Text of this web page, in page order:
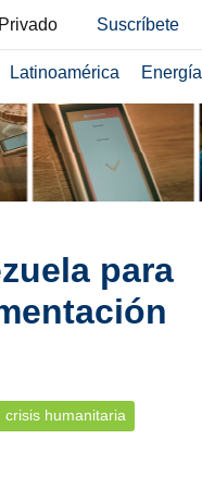
Suscríbete
Latinoamérica Energía
para
crisis humanitaria